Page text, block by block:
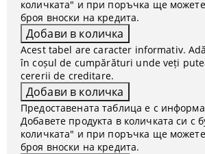
количката" и при поръчка ще
броя вноски на кредита.
Acest tabel are caracter informativ.
în coșul de cumpărături unde veți
cererii de creditare.
Предоставената таблица е с
Добавете продукта в количката си с
количката" и при поръчка ще
броя вноски на кредита.